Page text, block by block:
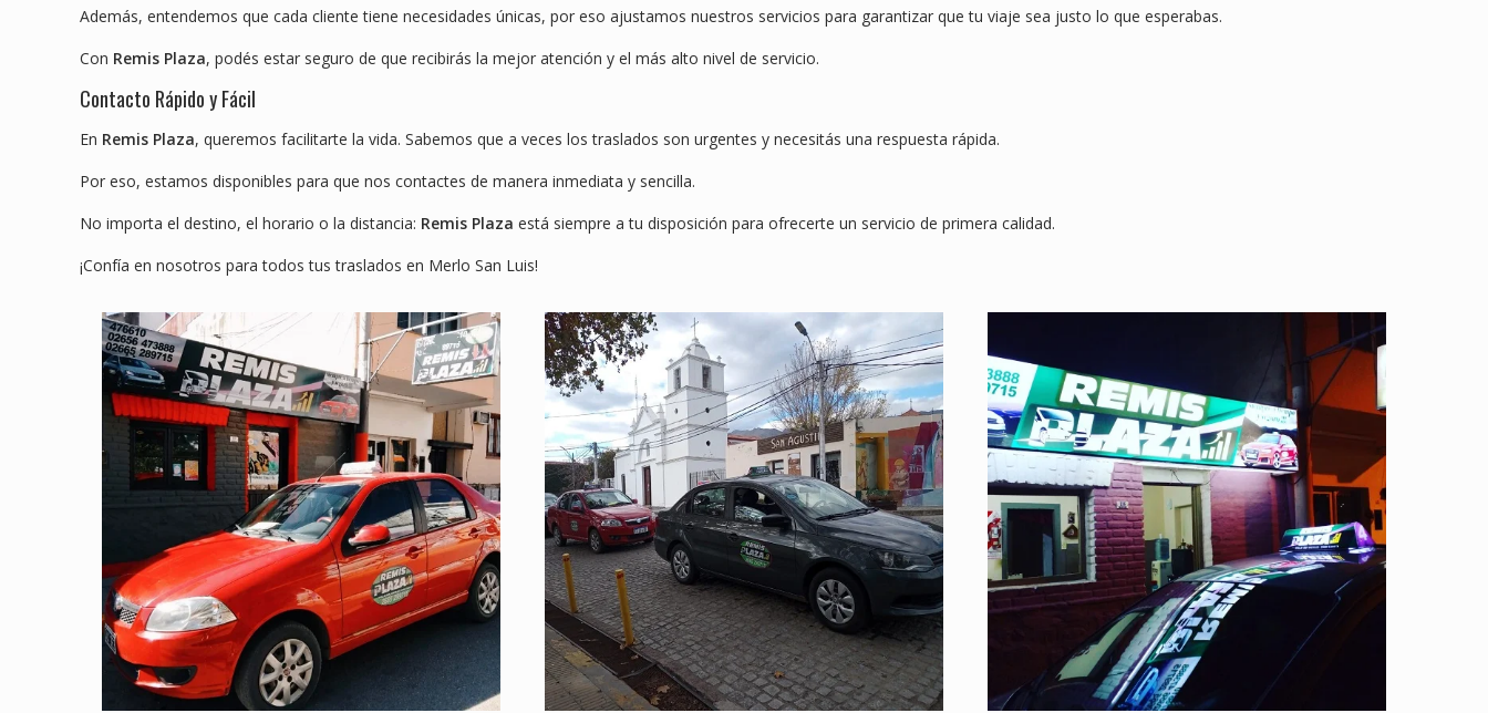
Además, entendemos que cada cliente tiene necesidades únicas, por eso ajustamos nuestros servicios para garantizar que tu viaje sea justo lo que esperabas.
Con Remis Plaza, podés estar seguro de que recibirás la mejor atención y el más alto nivel de servicio.
Contacto Rápido y Fácil
En Remis Plaza, queremos facilitarte la vida. Sabemos que a veces los traslados son urgentes y necesitás una respuesta rápida.
Por eso, estamos disponibles para que nos contactes de manera inmediata y sencilla.
No importa el destino, el horario o la distancia: Remis Plaza está siempre a tu disposición para ofrecerte un servicio de primera calidad.
¡Confía en nosotros para todos tus traslados en Merlo San Luis!